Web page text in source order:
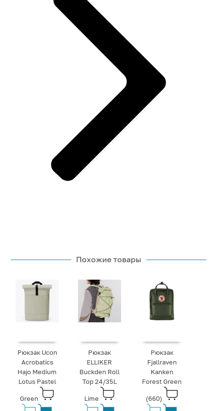
Похожие товары
Рюкзак Ucon
Acrobatics
Hajo Medium
Lotus Pastel
Green
Рюкзак
ELLIKER
Buckden Roll
Top 24/35L
Lime
Рюкзак
Fjallraven
Kanken
Forest Green
(660)